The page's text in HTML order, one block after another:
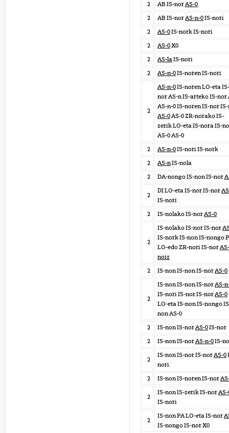
2
AB IS-norAS-0
2
AB IS-norAS-n-0IS-nori
2
AS-0IS-nork IS-nori
2
AS-0X0
2
AS-laIS-nori
2
AS-n-0IS-noren IS-nori
2
AS-n-0IS-noren LO-eta IS-
nor AS-n IS-arteko IS-nor
AS-n-0 IS-noren IS-nor
AS-0AS-0 ZR-norako IS-
zerik LO-eta IS-nora IS-
AS-0 AS-0
2
AS-n-0IS-nori IS-nork
2
AS-nIS-nola
2
DA-nongo IS-non IS-nor
2
DI LO-eta IS-nor IS-nor
IS-nori
2
IS-nolako IS-norAS-0
2
IS-nolako IS-nor IS-nor
IS-nork IS-non IS-nongo
LO-edo ZR-nori IS-norAS-
noiz
2
IS-non IS-non IS-norAS-0
2
IS-non IS-non IS-norAS-
IS-nori IS-nor IS-norAS-0
LO-eta IS-non IS-nongo
non AS-0
2
IS-non IS-norAS-0IS-nor
2
IS-non IS-norAS-n-0IS-
2
IS-non IS-nor IS-norAS-0
nori
2
IS-non IS-noren IS-nor
2
IS-non IS-zerik IS-norAS-
IS-nori
2
IS-non PA LO-eta IS-nor
IS-nongo IS-nor X0